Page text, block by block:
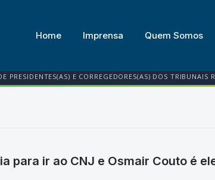
Home Imprensa Quem Somos
PRESIDENTES(AS) E CORREGEDORES(AS) DOS TRIBUNAIS
para ir ao CNJ e Osmair Couto é